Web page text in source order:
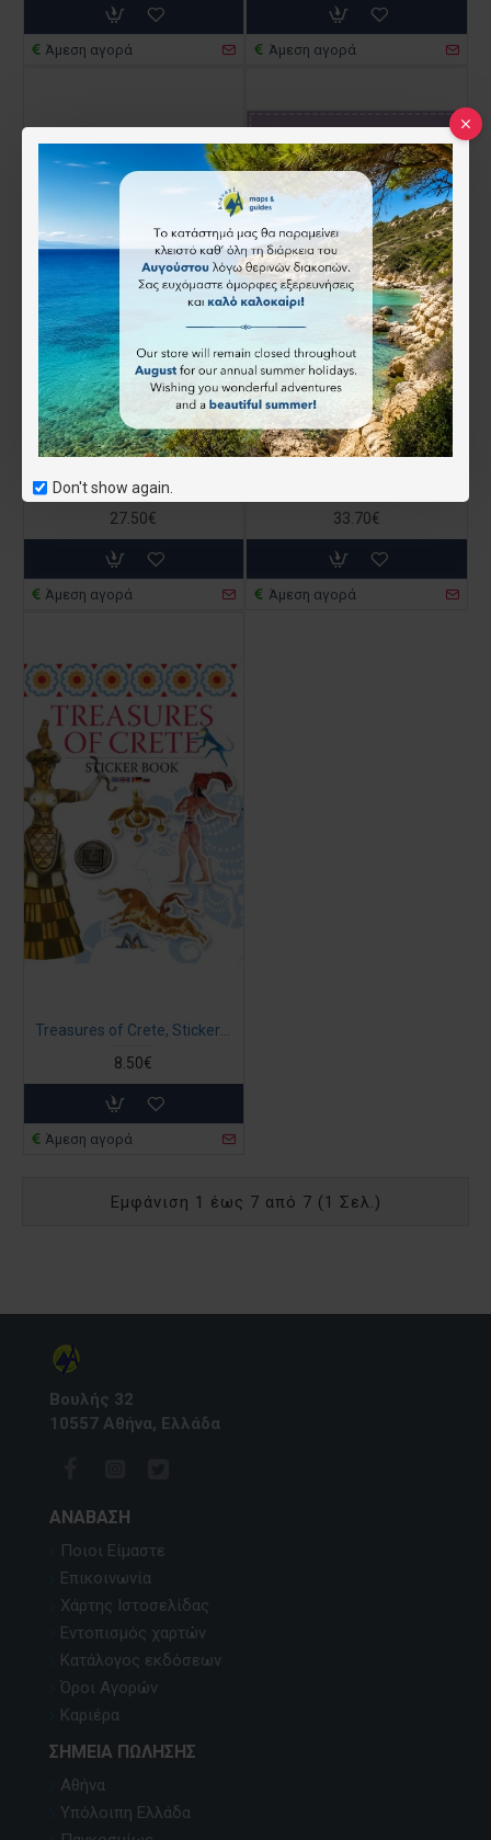
Don't show again.
Άμεση αγορά Άμεση αγορά
27.50€
Άμεση αγορά
33.70€
Άμεση αγορά
8.50€
Άμεση αγορά
Εμφάνιση 1 έως 7 από 7 (1 Σελ.)
Βουλής 32
10557 Αθήνα, Ελλάδα
ΑΝΆΒΑΣΗ
Ποιοι Είμαστε
Επικοινωνία
Χάρτης Ιστοσελίδας
Εντοπισμός χαρτών
Κατάλογος εκδόσεων
Όροι Αγορών
Καριέρα
ΣΗΜΕΊΑ ΠΏΛΗΣΗΣ
Αθήνα
Υπόλοιπη Ελλάδα